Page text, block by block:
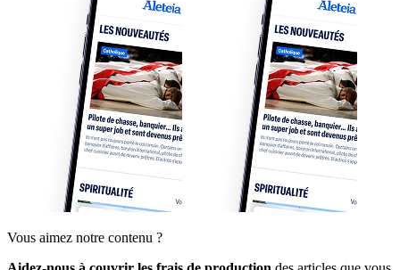
Vous aimez notre contenu ?